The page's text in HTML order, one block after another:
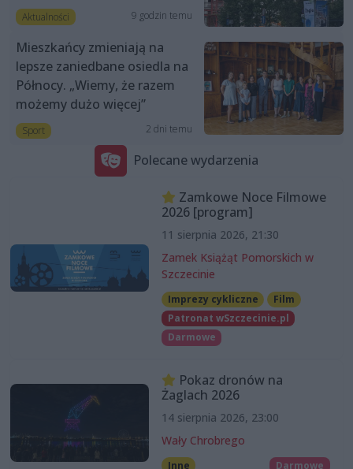
Aktualności 9 godzin temu
Mieszkańcy zmieniają na
lepsze zaniedbane osiedla na
Północy. „Wiemy, że razem
możemy dużo więcej”
Sport 2 dni temu
Polecane wydarzenia
Zamkowe Noce Filmowe
2026 [program]
11 sierpnia 2026, 21:30
Zamek Książąt Pomorskich w
Szczecinie
Imprezy cykliczne
Film
Patronat wSzczecinie.pl
Darmowe
Pokaz dronów na
Żaglach 2026
14 sierpnia 2026, 23:00
Wały Chrobrego
Inne Darmowe